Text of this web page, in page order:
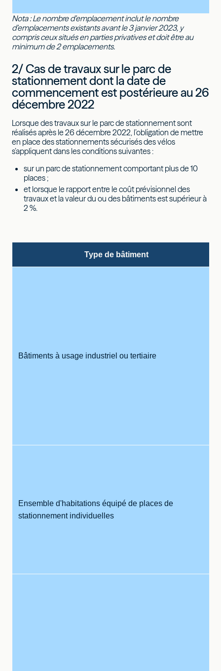
Nota : Le nombre d’emplacement inclut le nombre
d’emplacements existants avant le 3 janvier 2023, y
compris ceux situés en parties privatives et doit être au
minimum de 2 emplacements.
2/ Cas de travaux sur le parc de
stationnement dont la date de
commencement est postérieure au 26
décembre 2022
Lorsque des travaux sur le parc de stationnement sont
réalisés après le 26 décembre 2022, l’obligation de mettre
en place des stationnements sécurisés des vélos
s’appliquent dans les conditions suivantes :
sur un parc de stationnement comportant plus de 10
places ;
et lorsque le rapport entre le coût prévisionnel des
travaux et la valeur du ou des bâtiments est supérieur à
2 %.
Type de bâtiment
Bâtiments à usage industriel ou tertiaire
Ensemble d'habitations équipé de places de
stationnement individuelles